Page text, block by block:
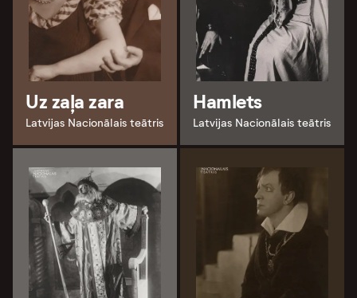
Uz zaļa zara
Latvijas Nacionālais teātris
Hamlets
Latvijas Nacionālais teātris